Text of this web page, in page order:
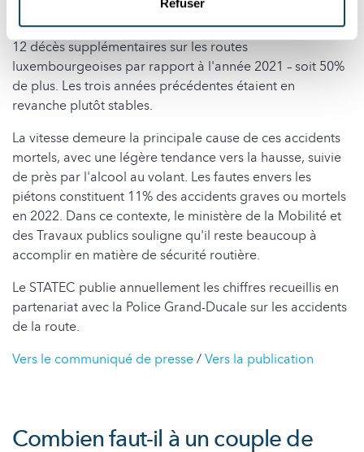
mortelles est en forte augmentation (36 morts impliqués
dans les 35 accidents mortels). Cela signifie qu'il y a eu
12 décès supplémentaires sur les routes
luxembourgeoises par rapport à l'année 2021 – soit 50%
de plus. Les trois années précédentes étaient en
revanche plutôt stables.
La vitesse demeure la principale cause de ces accidents
mortels, avec une légère tendance vers la hausse, suivie
de près par l'alcool au volant. Les fautes envers les
piétons constituent 11% des accidents graves ou mortels
en 2022. Dans ce contexte, le ministère de la Mobilité et
des Travaux publics souligne qu'il reste beaucoup à
accomplir en matière de sécurité routière.
Le STATEC publie annuellement les chiffres recueillis en
partenariat avec la Police Grand-Ducale sur les accidents
de la route.
Vers le communiqué de presse/Vers la publication
Combien faut-il à un couple de